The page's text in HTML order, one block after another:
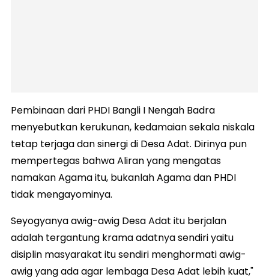
Pembinaan dari PHDI Bangli I Nengah Badra
menyebutkan kerukunan, kedamaian sekala niskala
tetap terjaga dan sinergi di Desa Adat. Dirinya pun
mempertegas bahwa Aliran yang mengatas
namakan Agama itu, bukanlah Agama dan PHDI
tidak mengayominya.
Seyogyanya awig-awig Desa Adat itu berjalan
adalah tergantung krama adatnya sendiri yaitu
disiplin masyarakat itu sendiri menghormati awig-
awig yang ada agar lembaga Desa Adat lebih kuat,"